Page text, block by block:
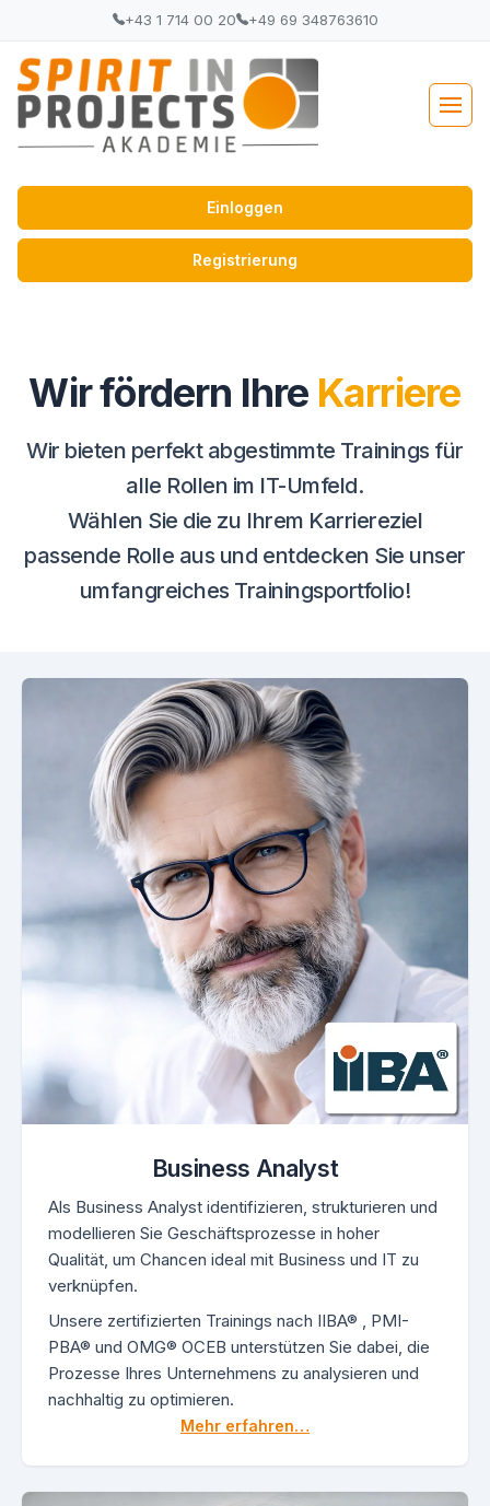
+43 1 714 00 20 +49 69 348763610
Einloggen
Registrierung
Wir fördern Ihre Karriere
Wir bieten perfekt abgestimmte Trainings für
alle Rollen im IT-Umfeld.
Wählen Sie die zu Ihrem Karriereziel
passende Rolle aus und entdecken Sie unser
umfangreiches Trainingsportfolio!
Business Analyst
Als Business Analyst identifizieren, strukturieren und
modellieren Sie Geschäftsprozesse in hoher
Qualität, um Chancen ideal mit Business und IT zu
verknüpfen.
Unsere zertifizierten Trainings nach IIBA® , PMI-
PBA® und OMG® OCEB unterstützen Sie dabei, die
Prozesse Ihres Unternehmens zu analysieren und
nachhaltig zu optimieren.
Mehr erfahren…